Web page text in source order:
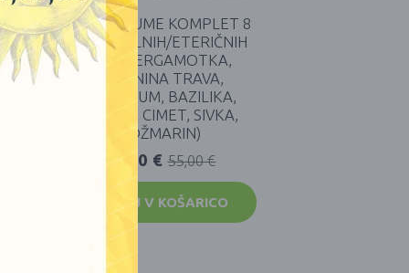
AROMAFUME KOMPLET 8
ESENCIALNIH/ETERIČNIH
OLJ (BERGAMOTKA,
LIMONINA TRAVA,
GERANIUM, BAZILIKA,
KADILO, CIMET, SIVKA,
ROŽMARIN)
55,00€
50,00 €
DODAJ V KOŠARICO